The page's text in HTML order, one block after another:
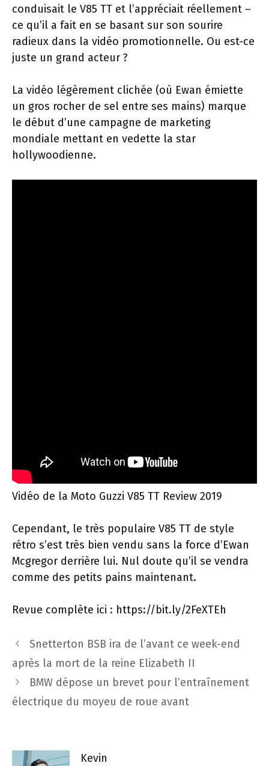
conduisait le V85 TT et l’appréciait réellement –
ce qu’il a fait en se basant sur son sourire
radieux dans la vidéo promotionnelle. Ou est-ce
juste un grand acteur ?
La vidéo légèrement clichée (où Ewan émiette
un gros rocher de sel entre ses mains) marque
le début d’une campagne de marketing
mondiale mettant en vedette la star
hollywoodienne.
Vidéo de la Moto Guzzi V85 TT Review 2019
Cependant, le très populaire V85 TT de style
rétro s’est très bien vendu sans la force d’Ewan
Mcgregor derrière lui. Nul doute qu’il se vendra
comme des petits pains maintenant.
Revue complète ici : https://bit.ly/2FeXTEh
Navigation
des
Snetterton BSB ira de l’avant ce week-end
après la mort de la reine Elizabeth II
BMW dépose un brevet pour l’entraînement
électrique du moyeu de roue avant
Kevin